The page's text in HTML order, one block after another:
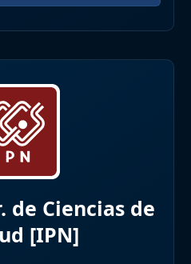
de Ciencias de
[IPN]